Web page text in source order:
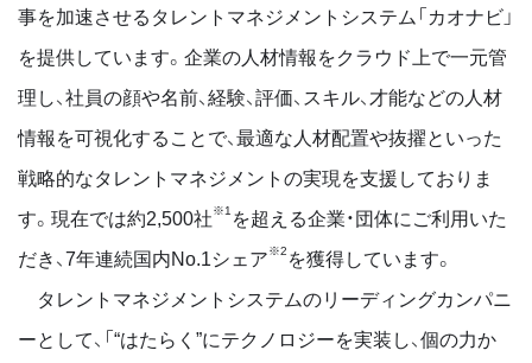
事を加速させるタレントマネジメントシステム「カオナビ」
を提供しています。企業の人材情報をクラウド上で一元管
理し、社員の顔や名前、経験、評価、スキル、才能などの人材
情報を可視化することで、最適な人材配置や抜擢といった
戦略的なタレントマネジメントの実現を支援しておりま
す。現在では約2,500社※1 を超える企業・団体にご利用いた
だき、7年連続国内No.1シェア※2 を獲得しています。
タレントマネジメントシステムのリーディングカンパニ
ーとして、「“はたらく”にテクノロジーを実装し、個の力か